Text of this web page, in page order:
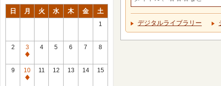
日 月 火 水 木 金 土
1
2
3
休
館
日
4 5 6 7 8
9
10
休
11 12 13 14 15
デジタルライブラリー